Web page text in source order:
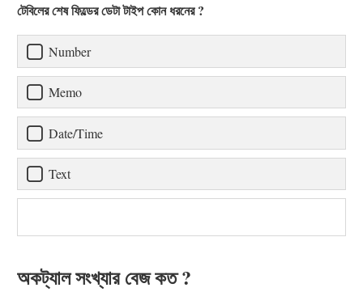
টেবিলের শেষ ফিল্ডের ডেটা টাইপ কোন ধরনের ?
Number
Memo
Date/Time
Text
অকট্যাল সংখ্যার বেজ কত ?